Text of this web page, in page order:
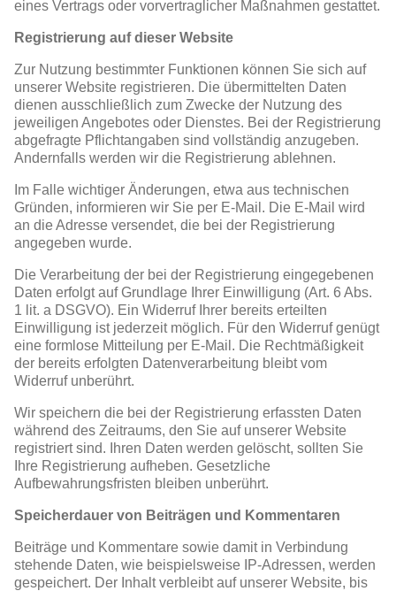
eines Vertrags oder vorvertraglicher Maßnahmen gestattet.
Registrierung auf dieser Website
Zur Nutzung bestimmter Funktionen können Sie sich auf
unserer Website registrieren. Die übermittelten Daten
dienen ausschließlich zum Zwecke der Nutzung des
jeweiligen Angebotes oder Dienstes. Bei der Registrierung
abgefragte Pflichtangaben sind vollständig anzugeben.
Andernfalls werden wir die Registrierung ablehnen.
Im Falle wichtiger Änderungen, etwa aus technischen
Gründen, informieren wir Sie per E-Mail. Die E-Mail wird
an die Adresse versendet, die bei der Registrierung
angegeben wurde.
Die Verarbeitung der bei der Registrierung eingegebenen
Daten erfolgt auf Grundlage Ihrer Einwilligung (Art. 6 Abs.
1 lit. a DSGVO). Ein Widerruf Ihrer bereits erteilten
Einwilligung ist jederzeit möglich. Für den Widerruf genügt
eine formlose Mitteilung per E-Mail. Die Rechtmäßigkeit
der bereits erfolgten Datenverarbeitung bleibt vom
Widerruf unberührt.
Wir speichern die bei der Registrierung erfassten Daten
während des Zeitraums, den Sie auf unserer Website
registriert sind. Ihren Daten werden gelöscht, sollten Sie
Ihre Registrierung aufheben. Gesetzliche
Aufbewahrungsfristen bleiben unberührt.
Speicherdauer von Beiträgen und Kommentaren
Beiträge und Kommentare sowie damit in Verbindung
stehende Daten, wie beispielsweise IP-Adressen, werden
gespeichert. Der Inhalt verbleibt auf unserer Website, bis